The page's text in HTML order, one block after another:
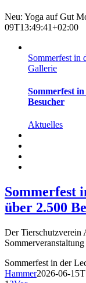
Neu: Yoga auf Gut
09T13:49:41+02:00
Sommerfest in
Gallerie
Sommerfest
Besucher
Aktuelles
Sommerfest
über 2.500
Der Tierschutzverein
Sommerfest in der
Hammer2026-06-